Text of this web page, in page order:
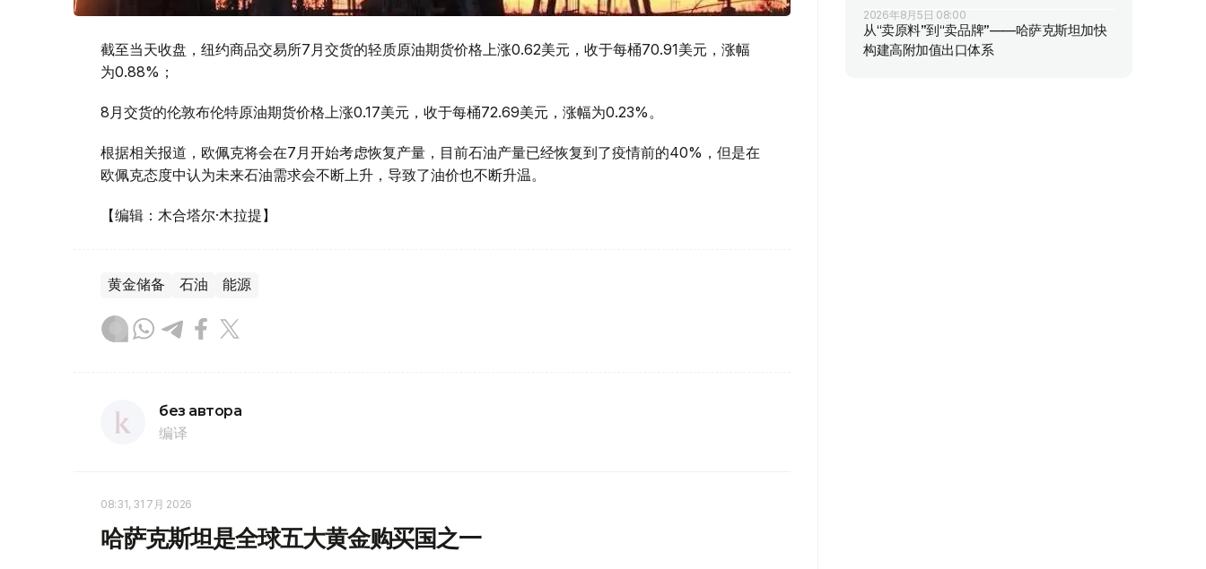
截至当天收盘，纽约商品交易所7月交货的轻质原油期货价格上涨0.62美元，收于每桶70.91美元，涨幅
为0.88%；
8月交货的伦敦布伦特原油期货价格上涨0.17美元，收于每桶72.69美元，涨幅为0.23%。
根据相关报道，欧佩克将会在7月开始考虑恢复产量，目前石油产量已经恢复到了疫情前的40%，但是在
欧佩克态度中认为未来石油需求会不断上升，导致了油价也不断升温。
【编辑：木合塔尔·木拉提】
黄金储备 石油 能源
без автора
编译
08:31, 31 7月 2026
哈萨克斯坦是全球五大黄金购买国之一
2026年8月5日 08:00
从“卖原料”到“卖品牌”——哈萨克斯坦加快
构建高附加值出口体系